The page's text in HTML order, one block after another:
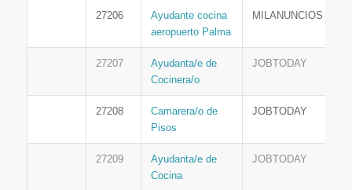
27206
Ayudante cocina
aeropuerto Palma
MILANUNCIOS
27207
Ayudanta/e de
Cocinera/o
JOBTODAY
27208
Camarera/o de
Pisos
JOBTODAY
27209
Ayudanta/e de
Cocina
JOBTODAY